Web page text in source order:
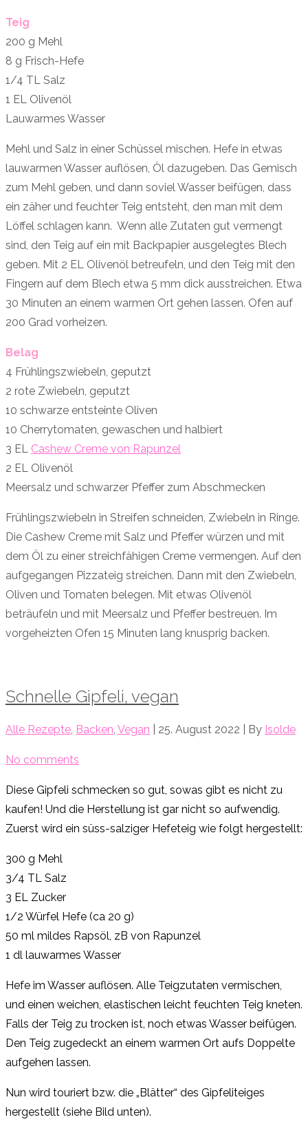
Teig
200 g Mehl
8 g Frisch-Hefe
1/4 TL Salz
1 EL Olivenöl
Lauwarmes Wasser
Mehl und Salz in einer Schüssel mischen. Hefe in etwas
lauwarmen Wasser auflösen, Öl dazugeben. Das Gemisch
zum Mehl geben, und dann soviel Wasser beifügen, dass
ein zäher und feuchter Teig entsteht, den man mit dem
Löffel schlagen kann. Wenn alle Zutaten gut vermengt
sind, den Teig auf ein mit Backpapier ausgelegtes Blech
geben. Mit 2 EL Olivenöl betreufeln, und den Teig mit den
Fingern auf dem Blech etwa 5 mm dick ausstreichen. Etwa
30 Minuten an einem warmen Ort gehen lassen. Ofen auf
200 Grad vorheizen.
Belag
4 Frühlingszwiebeln, geputzt
2 rote Zwiebeln, geputzt
10 schwarze entsteinte Oliven
10 Cherrytomaten, gewaschen und halbiert
3 EL Cashew Creme von Rapunzel
2 EL Olivenöl
Meersalz und schwarzer Pfeffer zum Abschmecken
Frühlingszwiebeln in Streifen schneiden, Zwiebeln in Ringe.
Die Cashew Creme mit Salz und Pfeffer würzen und mit
dem Öl zu einer streichfähigen Creme vermengen. Auf den
aufgegangen Pizzateig streichen. Dann mit den Zwiebeln,
Oliven und Tomaten belegen. Mit etwas Olivenöl
beträufeln und mit Meersalz und Pfeffer bestreuen. Im
vorgeheizten Ofen 15 Minuten lang knusprig backen.
Schnelle Gipfeli, vegan
Alle Rezepte Backen Vegan | 25. August 2022 | By Isolde
No comments
Diese Gipfeli schmecken so gut, sowas gibt es nicht zu
kaufen! Und die Herstellung ist gar nicht so aufwendig.
Zuerst wird ein süss-salziger Hefeteig wie folgt hergestellt:
300 g Mehl
3/4 TL Salz
3 EL Zucker
1/2 Würfel Hefe (ca 20 g)
50 ml mildes Rapsöl, zB von Rapunzel
1 dl lauwarmes Wasser
Hefe im Wasser auflösen. Alle Teigzutaten vermischen,
und einen weichen, elastischen leicht feuchten Teig kneten.
Falls der Teig zu trocken ist, noch etwas Wasser beifügen.
Den Teig zugedeckt an einem warmen Ort aufs Doppelte
aufgehen lassen.
Nun wird touriert bzw. die „Blätter“ des Gipfeliteiges
hergestellt (siehe Bild unten).